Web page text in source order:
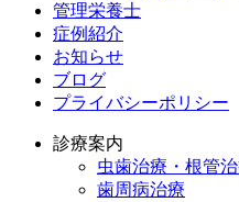
管理栄養士
症例紹介
お知らせ
ブログ
プライバシーポリシー
診療案内
虫歯治療・根管
歯周病治療